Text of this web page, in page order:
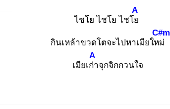
ไชโย ไชโย ไชโย
A
กินเหล้าขวดโตจะไปหาเมียใหม่
C#m
เมียเก่า
A
จุกจิกกวนใจ